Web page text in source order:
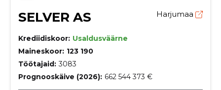
SELVER AS Harjumaa
Krediidiskoor: Usaldusväärne
Maineskoor: 123 190
Töötajaid: 3083
Prognooskäive (2026): 662 544 373 €